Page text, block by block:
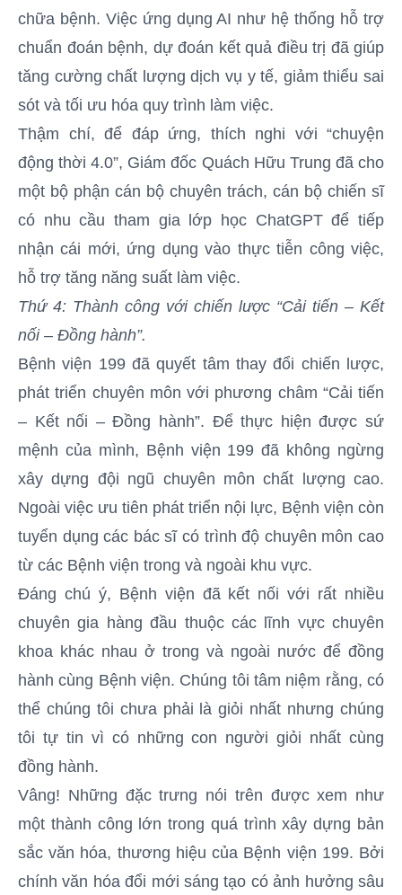
chữa bệnh. Việc ứng dụng AI như hệ thống hỗ trợ
chuẩn đoán bệnh, dự đoán kết quả điều trị đã giúp
tăng cường chất lượng dịch vụ y tế, giảm thiểu sai
sót và tối ưu hóa quy trình làm việc.
Thậm chí, để đáp ứng, thích nghi với “chuyện
động thời 4.0”, Giám đốc Quách Hữu Trung đã cho
một bộ phận cán bộ chuyên trách, cán bộ chiến sĩ
có nhu cầu tham gia lớp học ChatGPT để tiếp
nhận cái mới, ứng dụng vào thực tiễn công việc,
hỗ trợ tăng năng suất làm việc.
Thứ 4: Thành công với chiến lược “Cải tiến – Kết
nối – Đồng hành”.
Bệnh viện 199 đã quyết tâm thay đổi chiến lược,
phát triển chuyên môn với phương châm “Cải tiến
– Kết nối – Đồng hành”. Để thực hiện được sứ
mệnh của mình, Bệnh viện 199 đã không ngừng
xây dựng đội ngũ chuyên môn chất lượng cao.
Ngoài việc ưu tiên phát triển nội lực, Bệnh viện còn
tuyển dụng các bác sĩ có trình độ chuyên môn cao
từ các Bệnh viện trong và ngoài khu vực.
Đáng chú ý, Bệnh viện đã kết nối với rất nhiều
chuyên gia hàng đầu thuộc các lĩnh vực chuyên
khoa khác nhau ở trong và ngoài nước để đồng
hành cùng Bệnh viện. Chúng tôi tâm niệm rằng, có
thể chúng tôi chưa phải là giỏi nhất nhưng chúng
tôi tự tin vì có những con người giỏi nhất cùng
đồng hành.
Vâng! Những đặc trưng nói trên được xem như
một thành công lớn trong quá trình xây dựng bản
sắc văn hóa, thương hiệu của Bệnh viện 199. Bởi
chính văn hóa đổi mới sáng tạo có ảnh hưởng sâu